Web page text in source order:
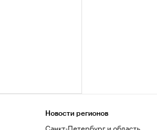
Новости регионов
Санкт-Петербург и область